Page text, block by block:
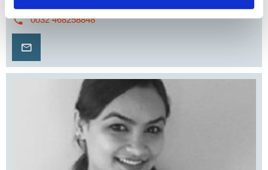
0032 468258848